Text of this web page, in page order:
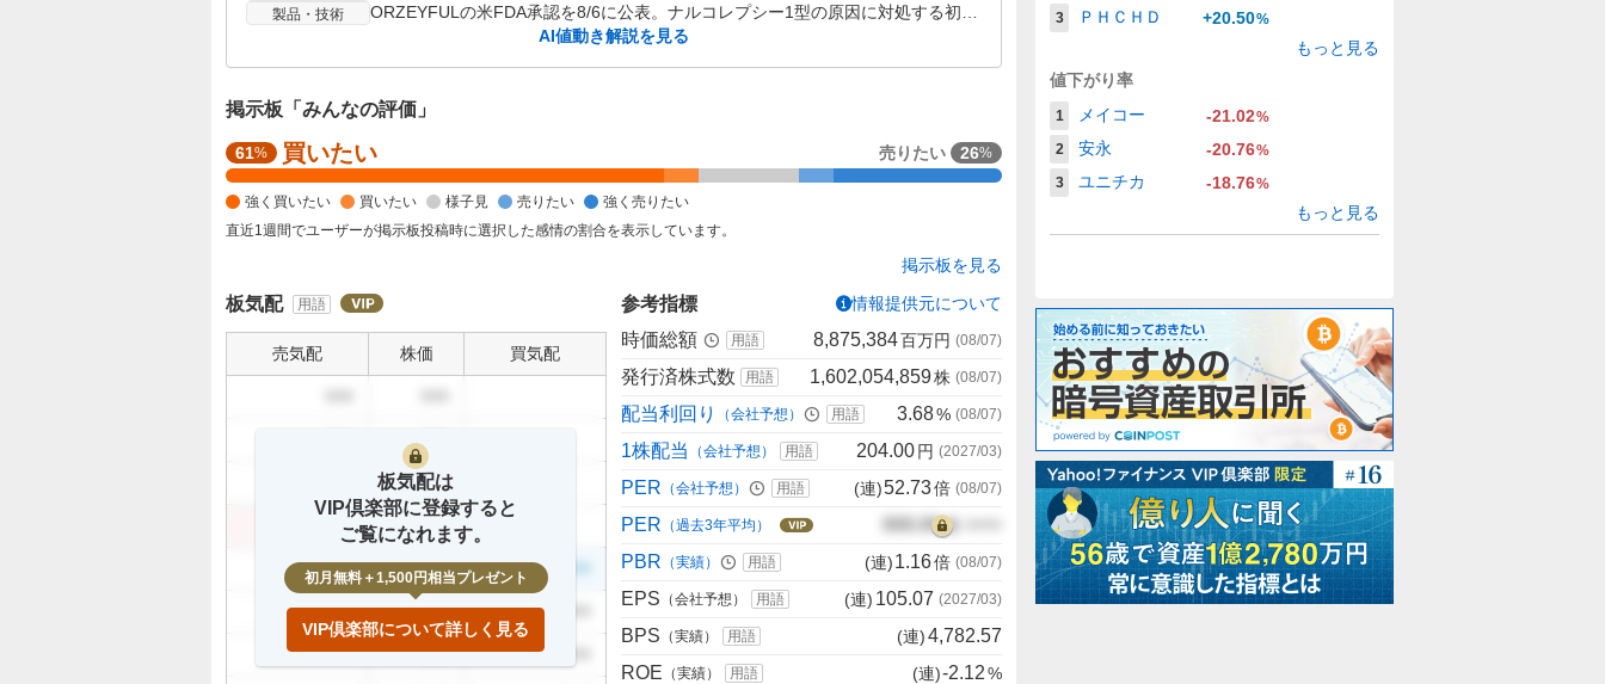
製品・技術
AI値動き解説を見る
掲示板「みんなの評価」
強
く
買
い
5
6
61% 買いたい 売りたい 26%
強く買いたい 買いたい 様子見 売りたい
強く売りたい
直近1週間でユーザーが掲示板投稿時に選択した感情の割合を表示しています。
掲示板を見る
板気配 用語
売気配 株価 買気配
999
999 999
999
999
999
板気配は
VIP倶楽部に登録すると
ご覧になれます。
初月無料＋1,500円相当プレゼント
VIP倶楽部について詳しく見る
参考指標 情報提供元について
時価総額 用語 8,875,384百万円 (08/07)
発行済株式数 用語 1,602,054,859株 (08/07)
配当利回り （会社予想） 用語 3.68% (08/07)
1株配当 （会社予想） 用語 204.00円 (2027/03)
PER （会社予想） 用語 (連)52.73倍 (08/07)
PER （過去3年平均） 000.00倍
PBR （実績） 用語 (連)1.16倍 (08/07)
EPS （会社予想） 用語 (連) 105.07 (2027/03)
BPS （実績） 用語 (連)4,782.57
ROE （実績） 用語 (連)-2.12%
3
ＰＨＣＨＤ +20.50%
もっと見る
値下がり率
1 メイコー -21.02%
2
安永 -20.76%
3
ユニチカ -18.76%
もっと見る